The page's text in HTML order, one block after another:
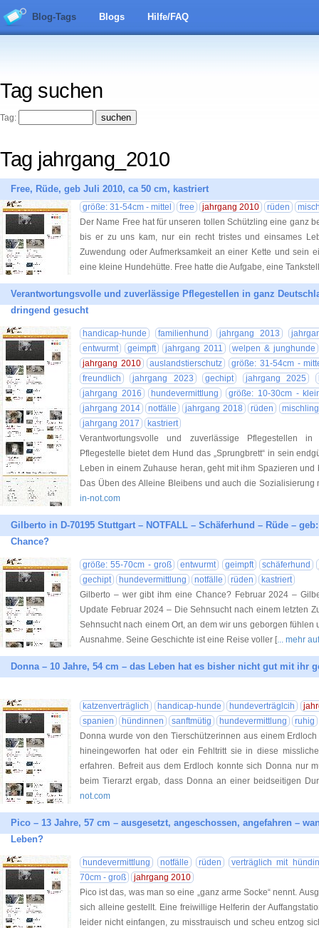
Blog-Tags Blogs Hilfe/FAQ
Tag suchen
Tag:
Tag jahrgang_2010
Free, Rüde, geb Juli 2010, ca 50 cm, kastriert
größe: 31-54cm - mittel free jahrgang 2010 rüden
Der Name Free hat für unseren tollen Schützling eine ganz
bis er zu uns kam, nur ein recht tristes und einsames
Zuwendung oder Aufmerksamkeit an einer Kette und sein
eine kleine Hundehütte. Free hatte die Aufgabe, eine
Verantwortungsvolle und zuverlässige Pflegestellen in ganz
dringend gesucht
handicap-hunde familienhund jahrgang 2013
entwurmt
geimpft jahrgang 2011
welpen & junghunde
jahrgang 2010
auslandstierschutz
größe: 31-54cm -
freundlich
jahrgang 2023 gechipt jahrgang 2025
jahrgang 2016
hundevermittlung
größe: 10-30cm -
jahrgang 2014
notfälle jahrgang 2018 rüden
mischling
jahrgang 2017
kastriert
Verantwortungsvolle und zuverlässige Pflegestellen
Pflegestelle bietet dem Hund das „Sprungbrett“ in sein
Leben in einem Zuhause heran, geht mit ihm Spazieren
Das Üben des Alleine Bleibens und auch die Sozialisierung
in-not.com
Gilberto in D-70195 Stuttgart – NOTFALL – Schäferhund – Rüde –
Chance?
größe: 55-70cm - groß entwurmt geimpft
schäferhund
gechipt
hundevermittlung notfälle rüden
kastriert
Gilberto – wer gibt ihm eine Chance? Februar 2024 –
Update Februar 2024 – Die Sehnsucht nach einem letzten
Sehnsucht nach einem Ort, an dem wir uns geborgen
Ausnahme. Seine Geschichte ist eine Reise voller [... mehr
Donna – 10 Jahre, 54 cm – das Leben hat es bisher nicht gut mit ihr
katzenverträglich handicap-hunde hundeverträglcih
spanien
hündinnen sanftmütig hundevermittlung
ruhig
Donna wurde von den Tierschützerinnen aus einem
hineingeworfen hat oder ein Fehltritt sie in diese
erfahren. Befreit aus dem Erdloch konnte sich Donna nur
beim Tierarzt ergab, dass Donna an einer beidseitigen
not.com
Pico – 13 Jahre, 57 cm – ausgesetzt, angeschossen, angefahren –
Leben?
hundevermittlung notfälle rüden
verträglich mit
70cm - groß
jahrgang 2010
Pico ist das, was man so eine „ganz arme Socke“ nennt.
sich alleine gestellt. Eine freiwillige Helferin der
leider nicht einfangen, zu misstrauisch und scheu entzog